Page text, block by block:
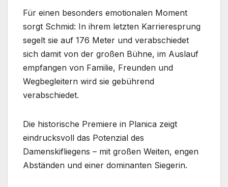
Für einen besonders emotionalen Moment
sorgt Schmid: In ihrem letzten Karrieresprung
segelt sie auf 176 Meter und verabschiedet
sich damit von der großen Bühne, im Auslauf
empfangen von Familie, Freunden und
Wegbegleitern wird sie gebührend
verabschiedet.
Die historische Premiere in Planica zeigt
eindrucksvoll das Potenzial des
Damenskifliegens – mit großen Weiten, engen
Abständen und einer dominanten Siegerin.